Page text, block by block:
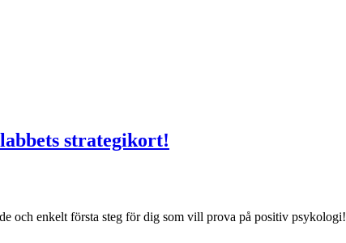
strategikort!
och enkelt första steg för dig som vill prova på positiv psykologi!